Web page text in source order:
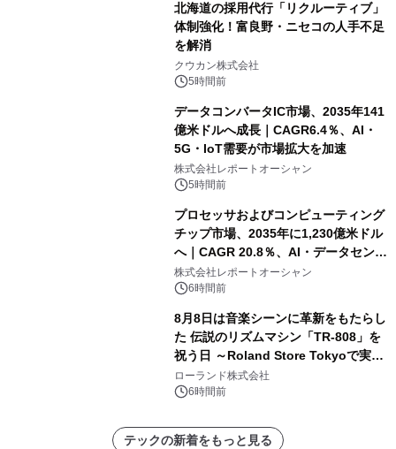
北海道の採用代行「リクルーティブ」
体制強化！富良野・ニセコの人手不足
を解消
クウカン株式会社
5時間前
データコンバータIC市場、2035年141
億米ドルへ成長｜CAGR6.4％、AI・
5G・IoT需要が市場拡大を加速
株式会社レポートオーシャン
5時間前
プロセッサおよびコンピューティング
チップ市場、2035年に1,230億米ドル
へ｜CAGR 20.8％、AI・データセンタ
ー需要が成長を牽引
株式会社レポートオーシャン
6時間前
8月8日は音楽シーンに革新をもたらし
た 伝説のリズムマシン「TR-808」を
祝う日 ～Roland Store Tokyoで実機
を展示しての 記念キャンペーンを開
催 英国ラジオ「NTS」の 特別プログ
アーティストを フィーチャーしたアニ
ローランド株式会社
6時間前
テックの新着をもっと見る